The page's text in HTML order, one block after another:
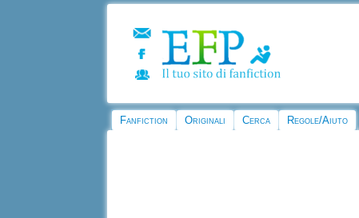
Fanfiction Originali Cerca Regole/Aiuto